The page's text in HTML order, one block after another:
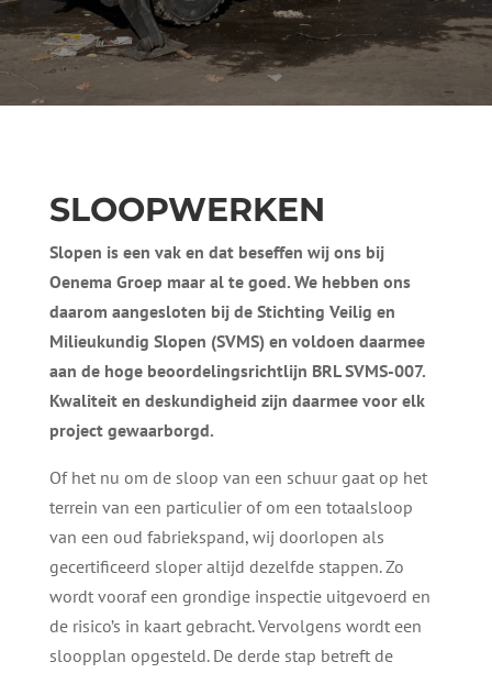
SLOOPWERKEN
Slopen is een vak en dat beseffen wij ons bij
Oenema Groep maar al te goed. We hebben ons
daarom aangesloten bij de Stichting Veilig en
Milieukundig Slopen (SVMS) en voldoen daarmee
aan de hoge beoordelingsrichtlijn BRL SVMS-007.
Kwaliteit en deskundigheid zijn daarmee voor elk
project gewaarborgd.
Of het nu om de sloop van een schuur gaat op het
terrein van een particulier of om een totaalsloop
van een oud fabriekspand, wij doorlopen als
gecertificeerd sloper altijd dezelfde stappen. Zo
wordt vooraf een grondige inspectie uitgevoerd en
de risico’s in kaart gebracht. Vervolgens wordt een
sloopplan opgesteld. De derde stap betreft de